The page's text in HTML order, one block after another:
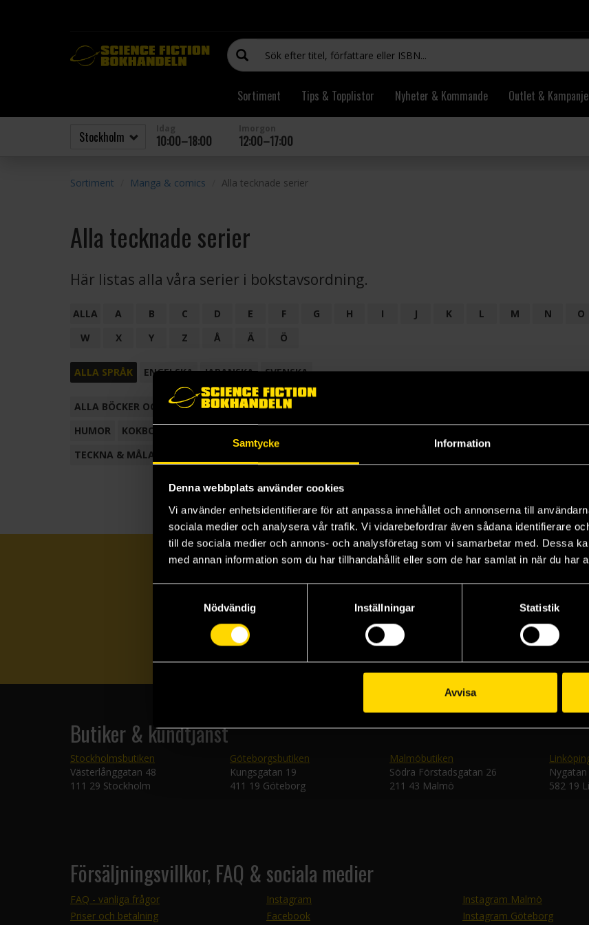
Samtycke Information
Denna webbplats använder cookies
Vi använder enhetsidentifierare för att anpassa innehållet och annonserna till
sociala medier och analysera vår trafik. Vi vidarebefordrar även sådana identifierare
till de sociala medier och annons- och analysföretag som vi samarbetar med. Dessa
med annan information som du har tillhandahållit eller som de har samlat in när du har
Nödvändig
Inställningar Statistik
Avvisa
Sortiment Tips & Topplistor Nyheter & Kommande Outlet &
10:00–18:00 12:00–17:00
Sortiment Manga & comics Alla tecknade serier
Alla tecknade serier
Här listas alla våra serier i bokstavsordning.
ALLA A B C D E F G H I J K L M N O
W
X Y Z Å Ä Ö
ALLA SPRÅK ENGELSKA JAPANSKA SVENSKA
ALLA BÖCKER OCH TECKNADE SERIER ANTOLOGI
HUMOR
KOKBOK
TECKNA & MÅLA
Prenumerera på vårt nyhetsbrev
Butiker & kundtjänst
Stockholmsbutiken
Västerlånggatan 48
111 29 Stockholm
Göteborgsbutiken
Kungsgatan 19
411 19 Göteborg
Malmöbutiken
Södra Förstadsgatan 26
211 43 Malmö
Nygatan
582 19
Försäljningsvillkor, FAQ & sociala medier
FAQ - vanliga frågor
Priser och betalning
Instagram
Facebook
Instagram Malmö
Instagram Göteborg